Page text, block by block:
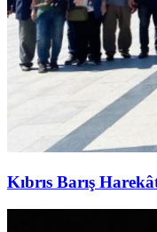
Kıbrıs Barış